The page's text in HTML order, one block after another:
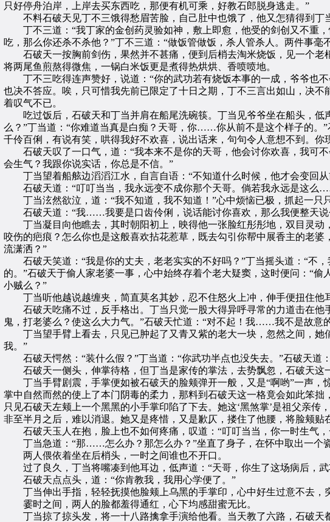
只好停舟泊岸，上岸去买东西吃，那便有机可乘，好教石郎脱身逃走。”
不料石破天见丁不三饿得愁眉苦脸，自己肚中也饿了，他又怎猜得到丁
丁不三道：“我丁家的金创药灵验如神，敷上即愈，他受的剑创又不重，
吃，那么你还杀不杀他？”丁不三道：“做饭管做饭，杀人管杀人。两件事毫
石破天一按胸前剑伤，果然并不甚痛，便到后梢去淘米烧饭，见一个老
将两尾鱼煎熬得微焦，一锅白米饭更是煮得热烘烘、香喷喷地。
丁不三吃得连声赞好，说道：“你的武功若有烧饭本事的一成，爷爷也
也决不答应。唉，只可惜我先前已限定了十日之期，丁不三言出如山，决
着叹气不已。
吃过饭后，石破天和丁当并肩在船尾洗碗筷。丁当见爷爷坐在船头，低
么？”丁当道：“你难道当真是白痴？天哥，你……你从前不是这个样子的。
千伶百俐，有说有笑，哄得我好不欢喜，说出话来，句句令人意想不到。你
石破天叹了一口气，道：“我本来不是你的天哥，他会讨你欢喜，我可不
会生气？我跟你说实话，你总是不信。”
丁当望着船舷边滔滔江水，自言自语：“不知道什么时候，他才会变回从
石破天道：“叮叮当当，我永远变不成你那个天哥。倘若我永远是这么
丁当泫然欲泣，道：“我不知道，我不知道！”心中烦恼已极，抓起一只
石破天道：“我……我要是口齿伶俐，说话能讨你喜欢，那么我便整天说
丁当凝目向他瞧去，其时朝阳初上，映得他一张脸红彤彤地，双目灵动
咬伤的疤痕？怎么你也是这般喜欢拈花惹草，既去勾引你帮中展香主的老
流潇洒？”
石破天笑道：“我是你的丈夫，老老实实的不好吗？”丁当摇头道：“不
的。”石破天于偷人家老婆一事，心中始终存着个老大疑窦，这时便问：“
小贼么？”
丁当听他越说越缠夹，简直莫名其妙，忍不住怒火上冲，伸手便扭住他
石破天吃痛不过，反手格出。丁当只觉一股大得异呼寻常的力道击在他
鬼，打老婆么？使这么大力气。”石破天忙道：“对不起！我……我不是故意
丁当望手臂上看去，只见已肿起了又青又紫的老大一块，忽然之间，她
我。”
石破天愕然：“装什么假？”丁当道：“你武功半点也没失去。”石破天道
石破天一侧头，伸掌待格，但丁当是家传的掌法，去势飘忽，石破天这
丁当手臂剧震，手掌便如被石破天的脸颊弹开一般，又是“啊哟”一声，
掌中自然而然的使上了本门阴毒的柔力，那料到石破天这一格竟会如此笨
只见石破天左颊上一个黑黑的小手掌印陷了下去。她这‘黑煞掌’是祖父亲
非至半月之后，难以消退。她又是疼惜，又是歉仄，搂住了他腰，将脸颊
石破天玉人在抱，脸上也不如何疼痛，叹道：“叮叮当当，你一时生气，
丁当急道：“那……怎么办？那怎么办？”坐直了身子，在怀中取出一个
两人偎依着坐在后梢头，一时之间谁也不开口。
过了良久，丁当将嘴凑到他耳边，低声道：“天哥，你生了这场病后，
石破天点点头，道：“你肯教我，我用心学便了。”
丁当伸出手指，轻轻抚摸他脸颊上乌黑的手掌印，心中好生过意不去，
霎时之间，两人的脸都羞得通红，心下均感甜蜜无比。
丁当掠了掠头发，将一十八路擒拿手演给他看。当天教了六路，石破天